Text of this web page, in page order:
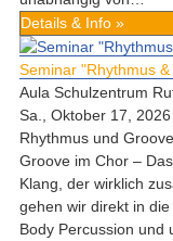
Details & Info »
Seminar "Rhythmus
Aula Schulzentrum
Sa., Oktober 17,
Rhythmus und
Groove im Chor –
Klang, der wirklich
gehen wir direkt in
Body Percussion und